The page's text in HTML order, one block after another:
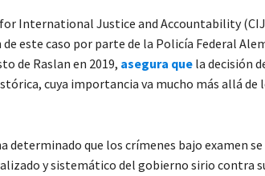
International Justice and Accountability
este caso por parte de la Policía Federal
de Raslan en 2019, asegura que la decisión
cuya importancia va mucho más allá de
determinado que los crímenes bajo examen
y sistemático del gobierno sirio contra